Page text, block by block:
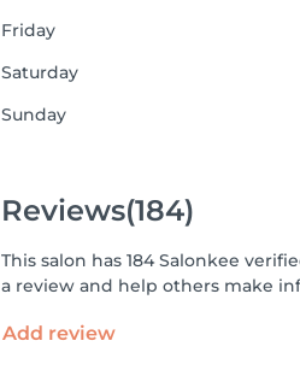
Friday
Saturday
Sunday
Reviews(184)
This salon has 184 Salonkee
a review and help others make
Add review